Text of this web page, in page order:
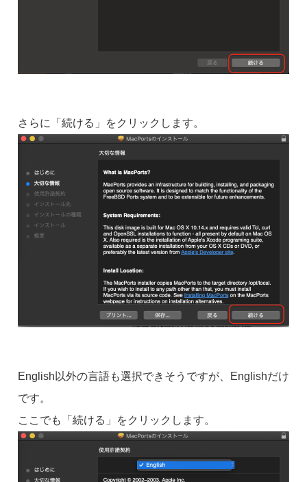
さらに「続ける」をクリックします。
English以外の言語も選択できそうですが、Englishだけ
です。
ここでも「続ける」をクリックします。